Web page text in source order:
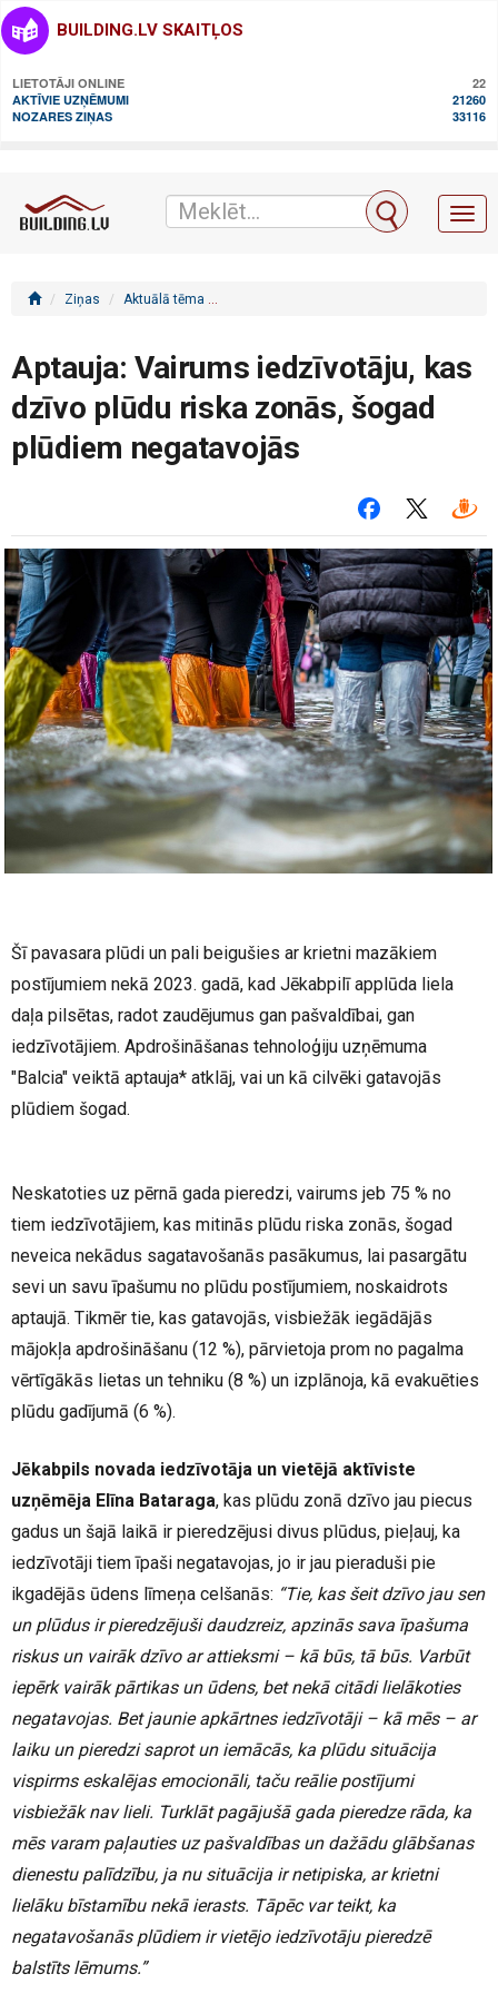
BUILDING.LV SKAITĻOS
LIETOTĀJI ONLINE
22
AKTĪVIE UZŅĒMUMI
21260
NOZARES ZIŅAS
33116
Ziņas Aktuālā tēma
Aptauja: Vairums iedzīvotāju, kas
dzīvo plūdu riska zonās, šogad
plūdiem negatavojās
Šī pavasara plūdi un pali beigušies ar krietni mazākiem
postījumiem nekā 2023. gadā, kad Jēkabpilī applūda liela
daļa pilsētas, radot zaudējumus gan pašvaldībai, gan
iedzīvotājiem. Apdrošināšanas tehnoloģiju uzņēmuma
"Balcia" veiktā aptauja* atklāj, vai un kā cilvēki gatavojās
plūdiem šogad.
Neskatoties uz pērnā gada pieredzi, vairums jeb 75 % no
tiem iedzīvotājiem, kas mitinās plūdu riska zonās, šogad
neveica nekādus sagatavošanās pasākumus, lai pasargātu
sevi un savu īpašumu no plūdu postījumiem, noskaidrots
aptaujā. Tikmēr tie, kas gatavojās, visbiežāk iegādājās
mājokļa apdrošināšanu (12 %), pārvietoja prom no pagalma
vērtīgākās lietas un tehniku (8 %) un izplānoja, kā evakuēties
plūdu gadījumā (6 %).
Jēkabpils novada iedzīvotāja un vietējā aktīviste
uzņēmēja Elīna Bataraga, kas plūdu zonā dzīvo jau piecus
gadus un šajā laikā ir pieredzējusi divus plūdus, pieļauj, ka
iedzīvotāji tiem īpaši negatavojas, jo ir jau pieraduši pie
ikgadējās ūdens līmeņa celšanās: “Tie, kas šeit dzīvo jau sen
un plūdus ir pieredzējuši daudzreiz, apzinās sava īpašuma
riskus un vairāk dzīvo ar attieksmi – kā būs, tā būs. Varbūt
iepērk vairāk pārtikas un ūdens, bet nekā citādi lielākoties
negatavojas. Bet jaunie apkārtnes iedzīvotāji – kā mēs – ar
laiku un pieredzi saprot un iemācās, ka plūdu situācija
vispirms eskalējas emocionāli, taču reālie postījumi
visbiežāk nav lieli. Turklāt pagājušā gada pieredze rāda, ka
mēs varam paļauties uz pašvaldības un dažādu glābšanas
dienestu palīdzību, ja nu situācija ir netipiska, ar krietni
lielāku bīstamību nekā ierasts. Tāpēc var teikt, ka
negatavošanās plūdiem ir vietējo iedzīvotāju pieredzē
balstīts lēmums.”